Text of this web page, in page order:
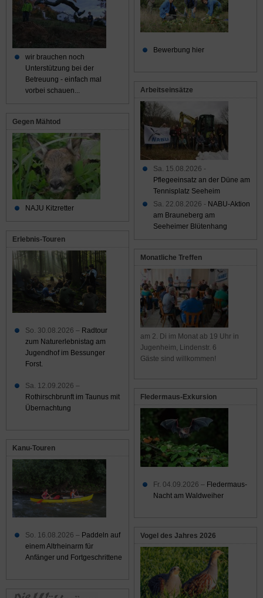
Bewerbung hier
Arbeitseinsätze
Sa. 15.08.2026 -
Pflegeeinsatz an der Düne am
Tennisplatz Seeheim
Sa. 22.08.2026 - NABU-Aktion
am Brauneberg am
Seeheimer Blütenhang
Monatliche Treffen
am 2. Di im Monat ab 19 Uhr in
Jugenheim, Lindenstr. 6
Gäste sind willkommen!
Fledermaus-Exkursion
Fr. 04.09.2026 – Fledermaus-
Nacht am Waldweiher
Vogel des Jahres 2026
wir brauchen noch
Unterstützung bei der
Betreuung - einfach mal
vorbei schauen...
Gegen Mähtod
NAJU Kitzretter
Erlebnis-Touren
So. 30.08.2026 – Radtour
zum Naturerlebnistag am
Jugendhof im Bessunger
Forst.
Sa. 12.09.2026 –
Rothirschbrunft im Taunus mit
Übernachtung
Kanu-Touren
So. 16.08.2026 – Paddeln auf
einem Altrheinarm für
Anfänger und Fortgeschrittene